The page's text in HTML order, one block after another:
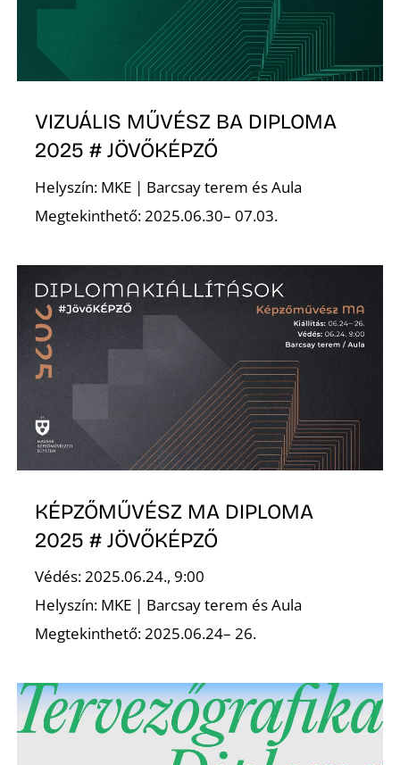
VIZUÁLIS MŰVÉSZ BA DIPLOMA
2025 # JÖVŐKÉPZŐ
Helyszín: MKE | Barcsay terem és Aula
Megtekinthető: 2025.06.30– 07.03.
KÉPZŐMŰVÉSZ MA DIPLOMA
2025 # JÖVŐKÉPZŐ
Védés: 2025.06.24., 9:00
Helyszín: MKE | Barcsay terem és Aula
Megtekinthető: 2025.06.24– 26.